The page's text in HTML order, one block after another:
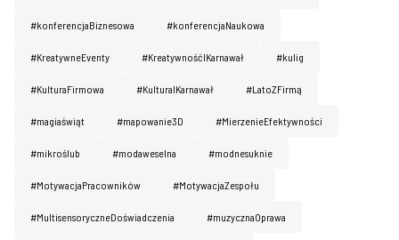
#konferencjaBiznesowa #konferencjaNaukowa
#KreatywneEventy #KreatywnośćIKarnawał #kulig
#KulturaFirmowa #KulturaIKarnawał #LatoZFirmą
#magiaświąt #mapowanie3D #MierzenieEfektywności
#mikroślub #modaweselna #modnesuknie
#MotywacjaPracowników #MotywacjaZespołu
#MultisensoryczneDoświadczenia #muzycznaOprawa